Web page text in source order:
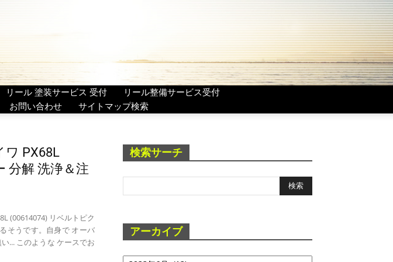
リール 塗装サービス 受付
リール整備サービス受付
お問い合わせ サイトマップ検索
ワ PX68L
分解 洗浄＆注
(00614074) リベルトピク
そうです。自身で オーバ
... このような ケースでお
検索サーチ
アーカイブ
ア